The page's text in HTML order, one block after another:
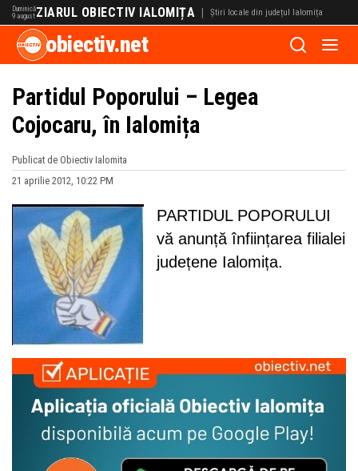
Duminică
9 august ZIARUL OBIECTIV IALOMIȚA | Știri locale din județul Ialomița
obiectiv.net
Partidul Poporului – Legea
Cojocaru, în Ialomița
Publicat de Obiectiv Ialomita
21 aprilie 2012, 10:22 PM
PARTIDUL POPORULUI
vă anunță înființarea filialei
județene Ialomița.